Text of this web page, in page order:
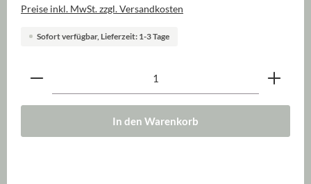
Preise inkl. MwSt. zzgl. Versandkosten
Sofort verfügbar, Lieferzeit: 1-3 Tage
Produkt Anzahl: Gib den gewünschten Wert ein
In den Warenkorb